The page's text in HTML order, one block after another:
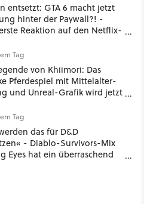
entsetzt: GTA 6 macht jetzt
hinter der Paywall?! -
Reaktion auf den Netflix-
Tag
von Khiimori: Das
Pferdespiel mit Mittelalter-
und Unreal-Grafik wird jetzt
Tag
das für D&D
- Diablo-Survivors-Mix
Eyes hat ein überraschend